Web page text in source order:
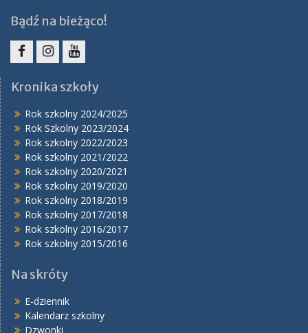
Bądź na bieżąco!
Kronika szkoły
Rok szkolny 2024/2025
Rok Szkolny 2023/2024
Rok szkolny 2022/2023
Rok szkolny 2021/2022
Rok szkolny 2020/2021
Rok szkolny 2019/2020
Rok szkolny 2018/2019
Rok szkolny 2017/2018
Rok szkolny 2016/2017
Rok szkolny 2015/2016
Na skróty
E-dziennik
Kalendarz szkolny
Dzwonki